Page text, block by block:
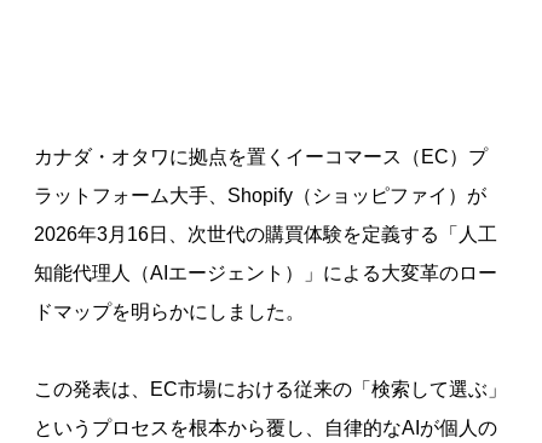
カナダ・オタワに拠点を置くイーコマース（EC）プ
ラットフォーム大手、Shopify（ショッピファイ）が
2026年3月16日、次世代の購買体験を定義する「人工
知能代理人（AIエージェント）」による大変革のロー
ドマップを明らかにしました。
この発表は、EC市場における従来の「検索して選ぶ」
というプロセスを根本から覆し、自律的なAIが個人の